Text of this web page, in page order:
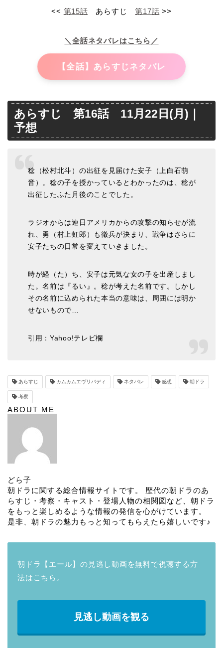
<< 第15話 あらすじ第17話 >>
＼全話ネタバレはこちら／
【全話】あらすじネタバレ
あらすじ 第16話 11月22日(月)｜
予想
稔（松村北斗）の出征を見届けた安子（上白石萌
音）。稔の子を授かっているとわかったのは、稔が
出征したふた月後のことでした。
ラジオからは連日アメリカからの攻撃の知らせが流
れ、勇（村上虹郎）も徴兵が決まり、戦争はさらに
安子たちの日常を変えていきました。
時が経（た）ち、安子は元気な女の子を出産しまし
た。名前は『るい』。稔が考えた名前です。しかし
その名前に込められた本当の意味は、周囲には明か
せないもので…
引用：Yahoo!テレビ欄
あらすじ カムカムエヴリバディ ネタバレ 感想 朝ドラ
考察
ABOUT ME
どら子
朝ドラに関する総合情報サイトです。 歴代の朝ドラのあ
らすじ・考察・キャスト・登場人物の相関図など、朝ドラ
をもっと楽しめるような情報の発信を心がけています。
是非、朝ドラの魅力もっと知ってもらえたら嬉しいです♪
朝ドラ【エール】の見逃し動画を無料で視聴する方
法はこちら。
見逃し動画を観る